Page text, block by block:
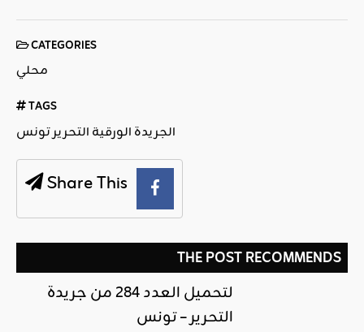
CATEGORIES
محلي
TAGS
الجريدة الورقية التحرير تونس
Share This
THE POST RECOMMENDS
لتحميل العدد 284 من جريدة
التحرير – تونس